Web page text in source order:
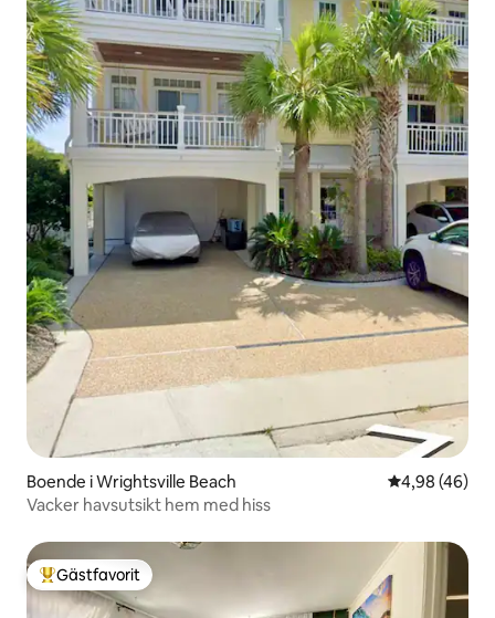
Boende i Wrightsville Beach 4,98 av 5 i
4,98 (46)
Vacker havsutsikt hem med hiss
Populär gästfavorit
Gästfavorit